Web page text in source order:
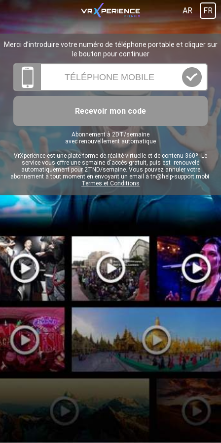
AR FR
Merci d’introduire votre numéro de téléphone portable et cliquer sur
le bouton pour continuer
Recevoir mon code
Abonnement à 2DT/semaine
avec renouvellement automatique
VrXperience est une plate-forme de réalité virtuelle et de contenu 360º. Le
service vous offre une semaine d'accès gratuit, puis est renouvelé
automatiquement pour 2TND/semaine. Vous pouvez annuler votre
abonnement à tout moment en envoyant un email àtn@help-support.mobi
Termes et Conditions